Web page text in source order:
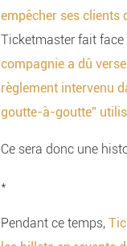
empêcher ses clients
Ticketmaster fait face
compagnie a dû
règlement intervenu
goutte-à-goutte”
Ce sera donc une
*
Pendant ce temps,